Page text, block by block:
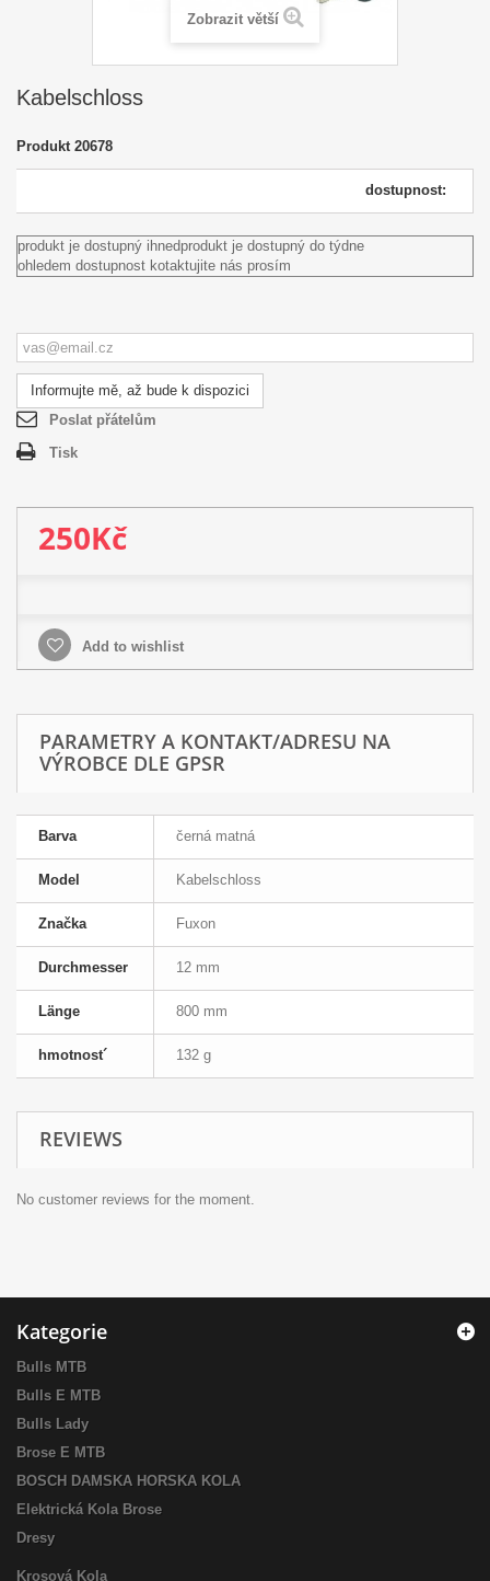
Zobrazit větší
Kabelschloss
Produkt 20678
dostupnost:
produkt je dostupný ihnedprodukt je dostupný do týdne
ohledem dostupnost kotaktujite nás prosím
Informujte mě, až bude k dispozici
Poslat přátelům
Tisk
250Kč
Add to wishlist
PARAMETRY A KONTAKT/ADRESU NA
VÝROBCE DLE GPSR
Barva černá matná
Model Kabelschloss
Značka Fuxon
Durchmesser 12 mm
Länge 800 mm
hmotnost´ 132 g
REVIEWS
No customer reviews for the moment.
Kategorie
Bulls MTB
Bulls E MTB
Bulls Lady
Brose E MTB
BOSCH DAMSKA HORSKA KOLA
Elektrická Kola Brose
Dresy
Krosová Kola